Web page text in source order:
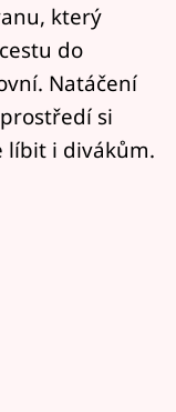
který
do
Natáčení
si
líbit i divákům.